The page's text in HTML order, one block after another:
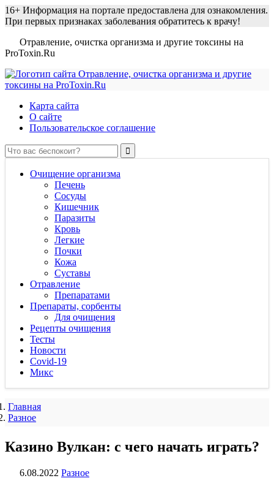
16+ Информация на портале предоставлена для ознакомления.
При первых признаках заболевания обратитесь к врачу!
Отравление, очистка организма и другие токсины на
ProToxin.Ru
Карта сайта
О сайте
Пользовательское соглашение
Очищение организма
Печень
Сосуды
Кишечник
Паразиты
Кровь
Легкие
Почки
Кожа
Суставы
Отравление
Препаратами
Препараты, сорбенты
Для очищения
Рецепты очищения
Тесты
Новости
Covid-19
Микс
Главная
Разное
Казино Вулкан: с чего начать играть?
6.08.2022 Разное